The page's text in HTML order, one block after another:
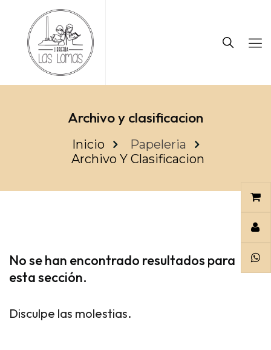
Archivo y clasificacion
Inicio
Papeleria
Archivo Y Clasificacion
No se han encontrado resultados para
esta sección.
Disculpe las molestias.